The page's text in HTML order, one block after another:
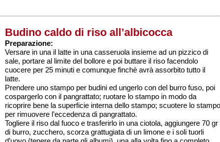
Budino caldo di riso all’albicocca
Preparazione:
Versare in una il latte in una casseruola insieme ad un pizzico di
sale, portare al limite del bollore e poi buttare il riso facendolo
cuocere per 25 minuti e comunque finchè avrà assorbito tutto il
latte.
Prendere uno stampo per budini ed ungerlo con del burro fuso, poi
cospargerlo con il pangrattato; ruotare lo stampo in modo da
ricoprire bene la superficie interna dello stampo; scuotere lo stampo
per rimuovere l’eccedenza di pangrattato.
Togliere il riso dal fuoco e trasferirlo in una ciotola, aggiungere 70 gr
di burro, zucchero, scorza grattugiata di un limone e i soli tuorli